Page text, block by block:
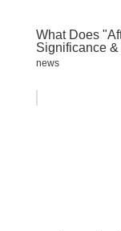
What Does
Significance
news